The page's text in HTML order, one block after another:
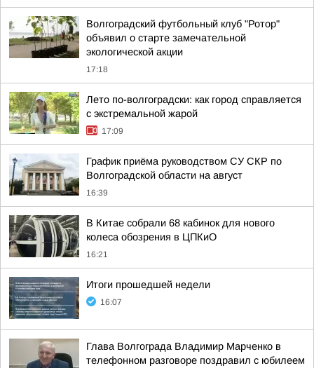
Волгоградский футбольный клуб "Ротор"
объявил о старте замечательной
экологической акции
17:18
Лето по-волгоградски: как город справляется
с экстремальной жарой
17:09
График приёма руководством СУ СКР по
Волгоградской области на август
16:39
В Китае собрали 68 кабинок для нового
колеса обозрения в ЦПКиО
16:21
Итоги прошедшей недели
16:07
Глава Волгограда Владимир Марченко в
телефонном разговоре поздравил с юбилеем